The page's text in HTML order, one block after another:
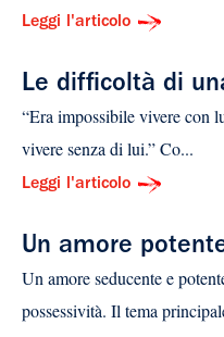
Leggi l'articolo
Le difficoltà di
“Era impossibile vivere con
vivere senza di lui.” Co...
Leggi l'articolo
Un amore
Un amore seducente e
possessività. Il tema